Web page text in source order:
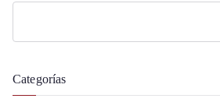
Categorías